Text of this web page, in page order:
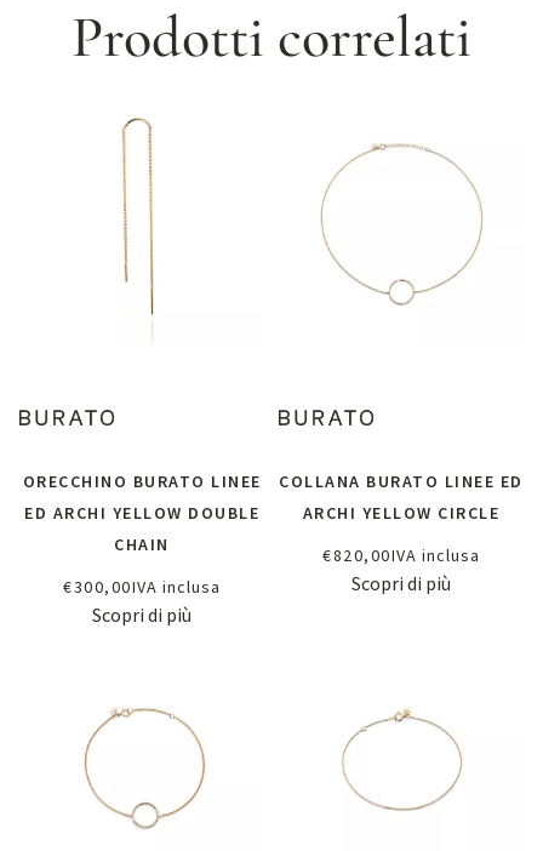
Prodotti correlati
ORECCHINO BURATO LINEE
ED ARCHI YELLOW DOUBLE
CHAIN
€300,00IVA inclusa
Scopri di più
COLLANA BURATO LINEE ED
ARCHI YELLOW CIRCLE
€820,00IVA inclusa
Scopri di più